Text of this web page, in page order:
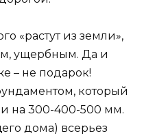
«растут из земли»,
ущербным. Да и
– не подарок!
который
на 300-400-500 мм.
дома) всерьез